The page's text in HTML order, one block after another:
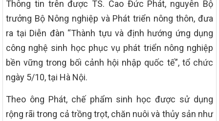
Thông tin trên được TS. Cao Đức Phát, nguyên Bộ
trưởng Bộ Nông nghiệp và Phát triển nông thôn, đưa
ra tại Diễn đàn “Thành tựu và định hướng ứng dụng
công nghệ sinh học phục vụ phát triển nông nghiệp
bền vững trong bối cảnh hội nhập quốc tế”, tổ chức
ngày 5/10, tại Hà Nội.
Theo ông Phát, chế phẩm sinh học được sử dụng
rộng rãi trong cả trồng trọt, chăn nuôi và thủy sản như